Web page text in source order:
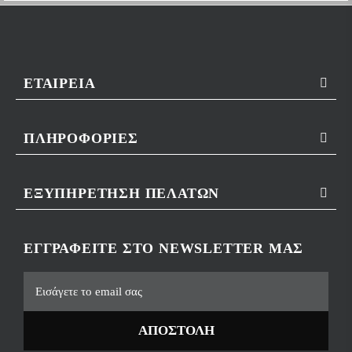
ΕΤΑΙΡΕΊΑ
ΠΛΗΡΟΦΟΡΊΕΣ
ΕΞΥΠΗΡΈΤΗΣΗ ΠΕΛΑΤΏΝ
ΕΓΓΡΑΦΕΊΤΕ ΣΤΟ NEWSLETTER ΜΑΣ
ΑΠΟΣΤΟΛΉ